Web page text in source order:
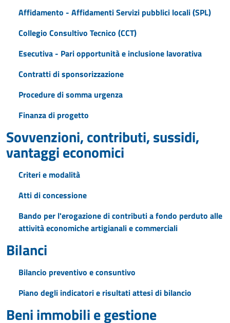
Affidamento - Affidamenti Servizi pubblici locali (SPL)
Collegio Consultivo Tecnico (CCT)
Esecutiva - Pari opportunità e inclusione lavorativa
Contratti di sponsorizzazione
Procedure di somma urgenza
Finanza di progetto
Sovvenzioni, contributi, sussidi,
vantaggi economici
Criteri e modalità
Atti di concessione
Bando per l'erogazione di contributi a fondo perduto alle
attività economiche artigianali e commerciali
Bilanci
Bilancio preventivo e consuntivo
Piano degli indicatori e risultati attesi di bilancio
Beni immobili e gestione